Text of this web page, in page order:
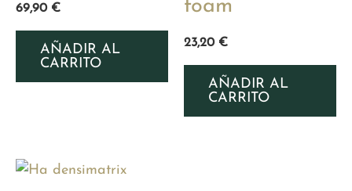
69,90 €
AÑADIR AL
CARRITO
foam
23,20 €
AÑADIR AL
CARRITO